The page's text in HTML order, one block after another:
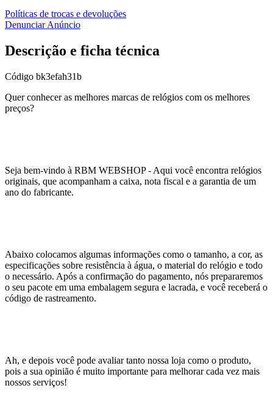
Políticas de trocas e devoluções
Denunciar Anúncio
Descrição e ficha técnica
Código bk3efah31b
Quer conhecer as melhores marcas de relógios com os melhores
preços?
Seja bem-vindo à RBM WEBSHOP - Aqui você encontra relógios
originais, que acompanham a caixa, nota fiscal e a garantia de um
ano do fabricante.
Abaixo colocamos algumas informações como o tamanho, a cor, as
especificações sobre resistência à água, o material do relógio e todo
o necessário. Após a confirmação do pagamento, nós prepararemos
o seu pacote em uma embalagem segura e lacrada, e você receberá o
código de rastreamento.
Ah, e depois você pode avaliar tanto nossa loja como o produto,
pois a sua opinião é muito importante para melhorar cada vez mais
nossos serviços!